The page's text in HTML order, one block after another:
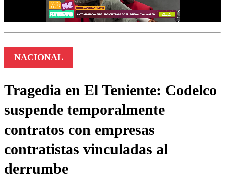
NACIONAL
Tragedia en El Teniente: Codelco
suspende temporalmente
contratos con empresas
contratistas vinculadas al
derrumbe